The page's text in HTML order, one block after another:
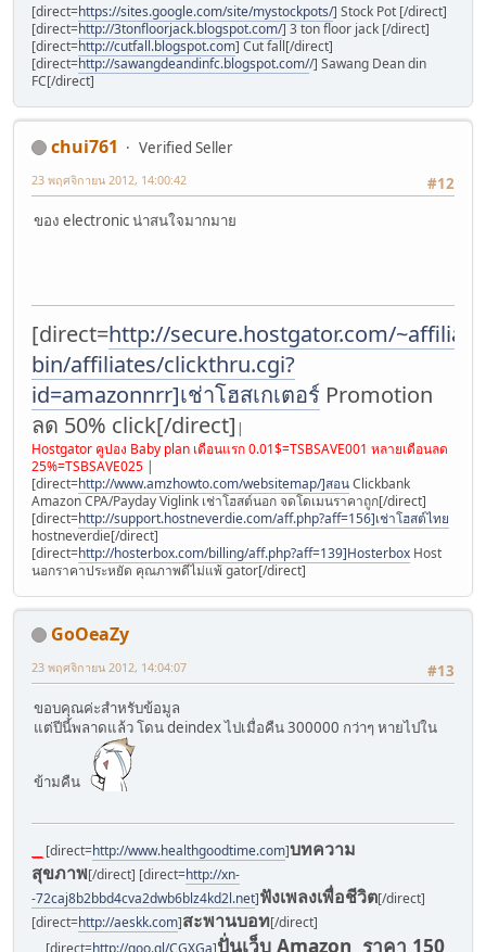
[direct=https://sites.google.com/site/mystockpots/] Stock Pot [/direct]
[direct=http://3tonfloorjack.blogspot.com/] 3 ton floor jack [/direct]
[direct=http://cutfall.blogspot.com] Cut fall[/direct]
[direct=http://sawangdeandinfc.blogspot.com//] Sawang Dean din
FC[/direct]
chui761
Verified Seller
#12
23 พฤศจิกายน 2012, 14:00:42
ของ electronic น่าสนใจมากมาย
[direct=http://secure.hostgator.com/~affiliat/
bin/affiliates/clickthru.cgi?
id=amazonnrr]เช่าโฮสเกเตอร์ Promotion
ลด 50% click[/direct] |
Hostgator คูปอง Baby plan เดือนแรก 0.01$=TSBSAVE001 หลายเดือนลด
25%=TSBSAVE025 |
[direct=http://www.amzhowto.com/websitemap/]สอนClickbank
Amazon CPA/Payday Viglink เช่าโฮสต์นอก จดโดเมนราคาถูก[/direct]
[direct=http://support.hostneverdie.com/aff.php?aff=156]เช่าโฮสต์ไทย
hostneverdie[/direct]
[direct=http://hosterbox.com/billing/aff.php?aff=139]Hosterbox Host
นอกราคาประหยัด คุณภาพดีไม่แพ้ gator[/direct]
GoOeaZy
#13
23 พฤศจิกายน 2012, 14:04:07
ขอบคุณค่ะสำหรับข้อมูล
แต่ปีนี้พลาดแล้ว โดน deindex ไปเมื่อคืน 300000 กว่าๆ หายไปใน
ข้ามคืน
[direct=http://www.healthgoodtime.com]บทความ
สุขภาพ[/direct] [direct=http://xn-
-72caj8b2bbd4cva2dwb6blz4kd2l.net]ฟังเพลงเพื่อชีวิต[/direct]
[direct=http://aeskk.com]สะพานบอท[/direct]
ปั่นเว็บ Amazon ราคา 150